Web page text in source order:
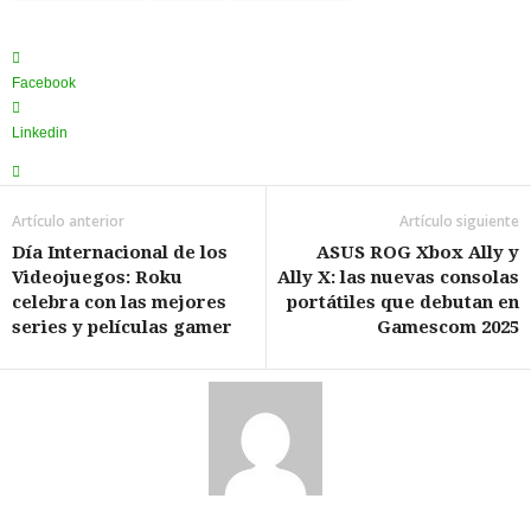
Facebook
Linkedin
Artículo anterior
Día Internacional de los
Videojuegos: Roku
celebra con las mejores
series y películas gamer
Artículo siguiente
ASUS ROG Xbox Ally y
Ally X: las nuevas consolas
portátiles que debutan en
Gamescom 2025